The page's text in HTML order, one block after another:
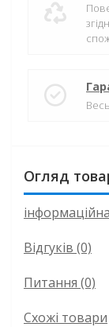
Огляд
Відгуків (0)
Питання (0)
Схожі товари